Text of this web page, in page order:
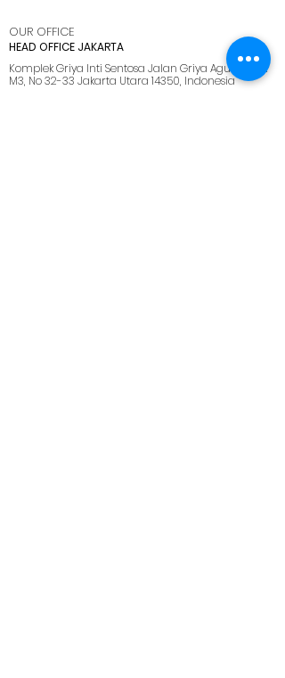
OUR OFFICE
HEAD OFFICE JAKARTA
Komplek Griya Inti Sentosa Jalan Griya Agung Blok
M3, No 32-33 Jakarta Utara 14350, Indonesia